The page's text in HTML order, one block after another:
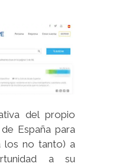
del propio
España para
los no tanto) a
a su